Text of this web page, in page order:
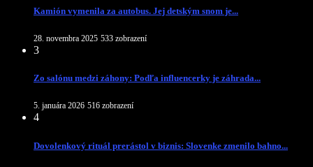
Kamión vymenila za autobus. Jej detským snom je...
28. novembra 2025 533 zobrazení
3
Zo salónu medzi záhony: Podľa influencerky je záhrada...
5. januára 2026 516 zobrazení
4
Dovolenkový rituál prerástol v biznis: Slovenke zmenilo bahno...